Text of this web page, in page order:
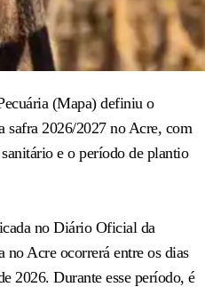
(Mapa) definiu o
safra 2026/2027 no Acre, com
e o período de plantio
no Diário Oficial da
Acre ocorrerá entre os dias
2026. Durante esse período, é